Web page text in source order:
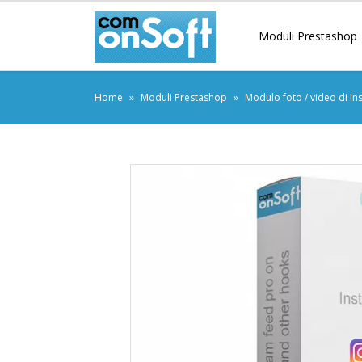
Moduli Prestashop
Home Moduli Prestashop Modulo foto / video di